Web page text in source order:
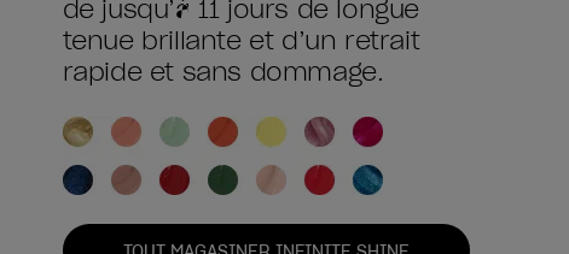
de jusqu’à 11 jours de longue
tenue brillante et d’un retrait
rapide et sans dommage.